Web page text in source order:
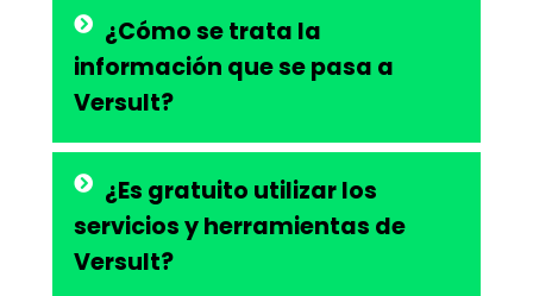
¿Cómo se trata la
información que se pasa a
Versult?
¿Es gratuito utilizar los
servicios y herramientas de
Versult?